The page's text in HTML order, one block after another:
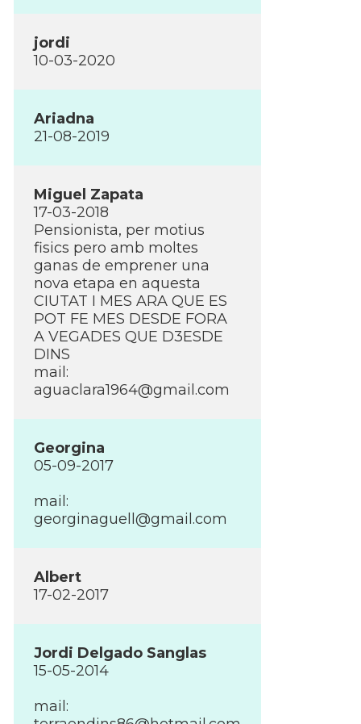
jordi
10-03-2020
Ariadna
21-08-2019
Miguel Zapata
17-03-2018
Pensionista, per motius
fisics pero amb moltes
ganas de emprener una
nova etapa en aquesta
CIUTAT I MES ARA QUE ES
POT FE MES DESDE FORA
A VEGADES QUE D3ESDE
DINS
mail:
aguaclara1964@gmail.com
Georgina
05-09-2017
mail:
georginaguell@gmail.com
Albert
17-02-2017
Jordi Delgado Sanglas
15-05-2014
mail: